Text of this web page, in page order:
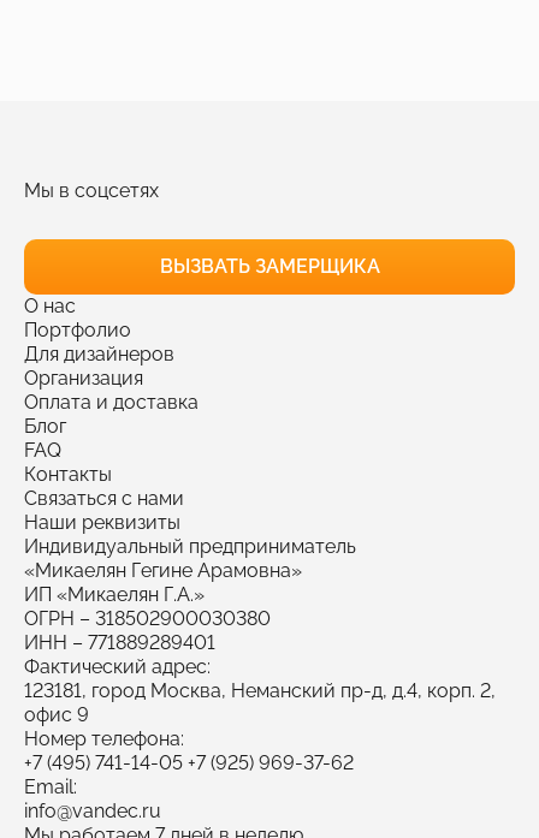
Мы в соцсетях
ВЫЗВАТЬ ЗАМЕРЩИКА
О нас
Портфолио
Для дизайнеров
Организация
Оплата и доставка
Блог
FAQ
Контакты
Связаться с нами
Наши реквизиты
Индивидуальный предприниматель
«Микаелян Гегине Арамовна»
ИП «Микаелян Г.А.»
ОГРН – 318502900030380
ИНН – 771889289401
Фактический адрес:
123181, город Москва, Неманский пр-д, д.4, корп. 2,
офис 9
Номер телефона:
+7 (495) 741-14-05 +7 (925) 969-37-62
Email:
info@vandec.ru